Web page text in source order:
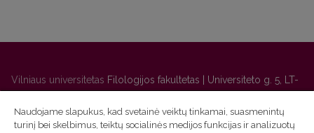
Vilniaus universitetas Filologijos fakultetas | Universiteto g. 5, LT-
01131 Vilnius
Studijų skyriaus(studijų ir tvarkaraščio klausimai) tel. (0 5) 268
Naudojame slapukus, kad svetainė veiktų tinkamai, suasmenintų
turinį bei skelbimus, teiktų socialinės medijos funkcijas ir analizuotų